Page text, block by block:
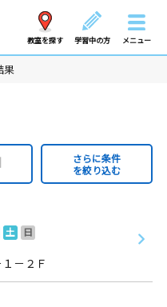
教室を探す 学習中の方 メニュー
果
さらに条件
を絞り込む
土
日
－２Ｆ